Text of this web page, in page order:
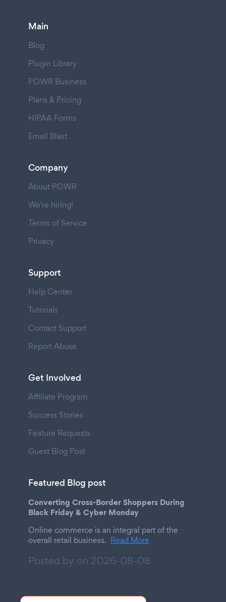
Main
Blog
Plugin Library
POWR Business
Plans & Pricing
HIPAA Forms
Email Blast
Company
About POWR
We're hiring!
Terms of Service
Privacy
Support
Help Center
Tutorials
Contact Support
Report Abuse
Get Involved
Affiliate Program
Success Stories
Feature Requests
Guest Blog Post
Featured Blog post
Converting Cross-Border Shoppers During
Black Friday & Cyber Monday
Online commerce is an integral part of the
overall retail business. Read More
Posted by on 2026-08-08